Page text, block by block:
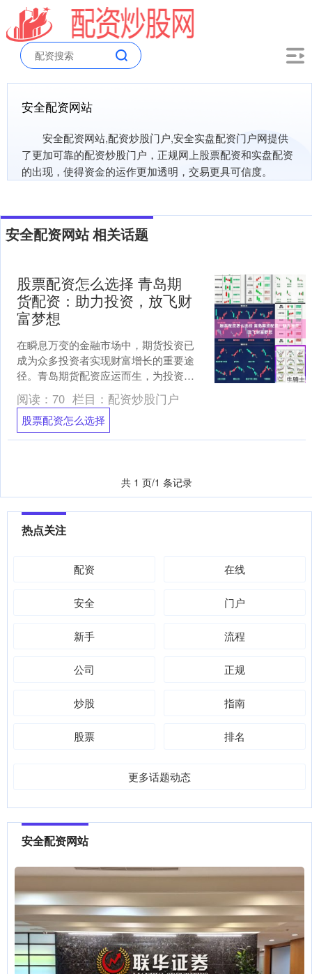
安全配资网站
安全配资网站,配资炒股门户,安全实盘配资门户网提供
了更加可靠的配资炒股门户，正规网上股票配资和实盘配资
的出现，使得资金的运作更加透明，交易更具可信度。
安全配资网站 相关话题
股票配资怎么选择 青岛期
货配资：助力投资，放飞财
富梦想
在瞬息万变的金融市场中，期货投资已
成为众多投资者实现财富增长的重要途
径。青岛期货配资应运而生，为投资者
提供杠杆资金，助力其放大收益，放飞
财富梦想。 选择炒股配资....
阅读： 70 栏目： 配资炒股门户
股票配资怎么选择
共 1 页/1 条记录
热点关注
配资 在线
安全 门户
新手 流程
公司 正规
炒股 指南
股票 排名
更多话题动态
安全配资网站